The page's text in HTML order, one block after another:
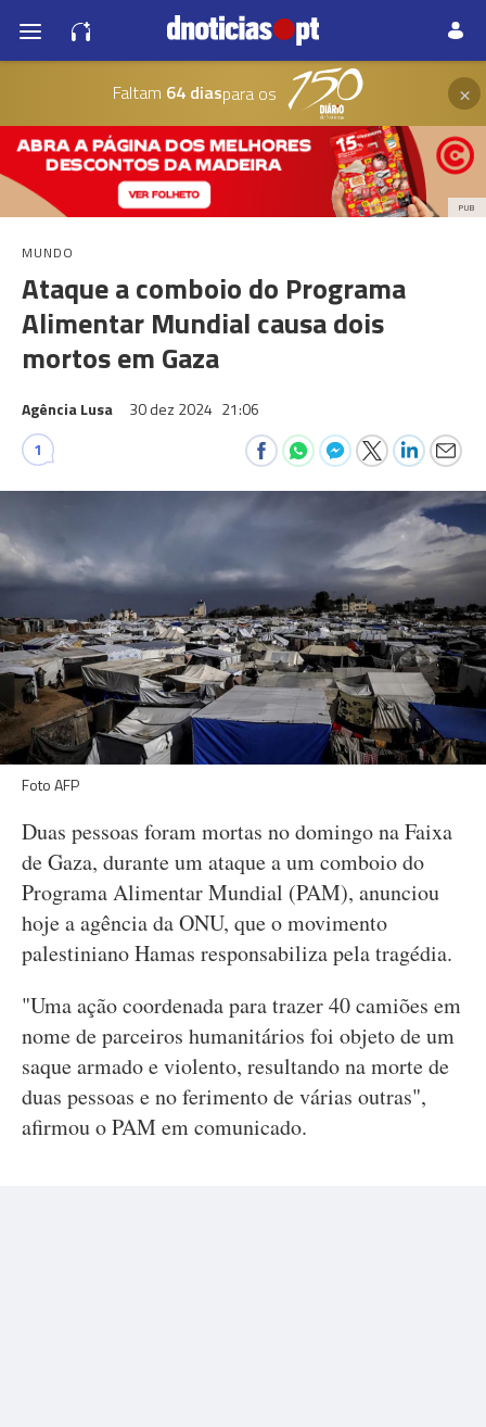
Faltam 64 diaspara os ×
PUB
MUNDO
Ataque a comboio do Programa
Alimentar Mundial causa dois
mortos em Gaza
Agência Lusa 30 dez 2024 21:06
1
Foto AFP
Duas pessoas foram mortas no domingo na Faixa
de Gaza, durante um ataque a um comboio do
Programa Alimentar Mundial (PAM), anunciou
hoje a agência da ONU, que o movimento
palestiniano Hamas responsabiliza pela tragédia.
"Uma ação coordenada para trazer 40 camiões em
nome de parceiros humanitários foi objeto de um
saque armado e violento, resultando na morte de
duas pessoas e no ferimento de várias outras",
afirmou o PAM em comunicado.